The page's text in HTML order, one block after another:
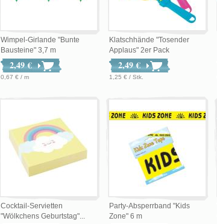
Wimpel-Girlande "Bunte
Bausteine" 3,7 m
2,49 €
0,67 € / m
Klatschhände "Tosender
Applaus" 2er Pack
2,49 €
1,25 € / Stk.
Cocktail-Servietten
"Wölkchens Geburtstag"...
Party-Absperrband "Kids
Zone" 6 m